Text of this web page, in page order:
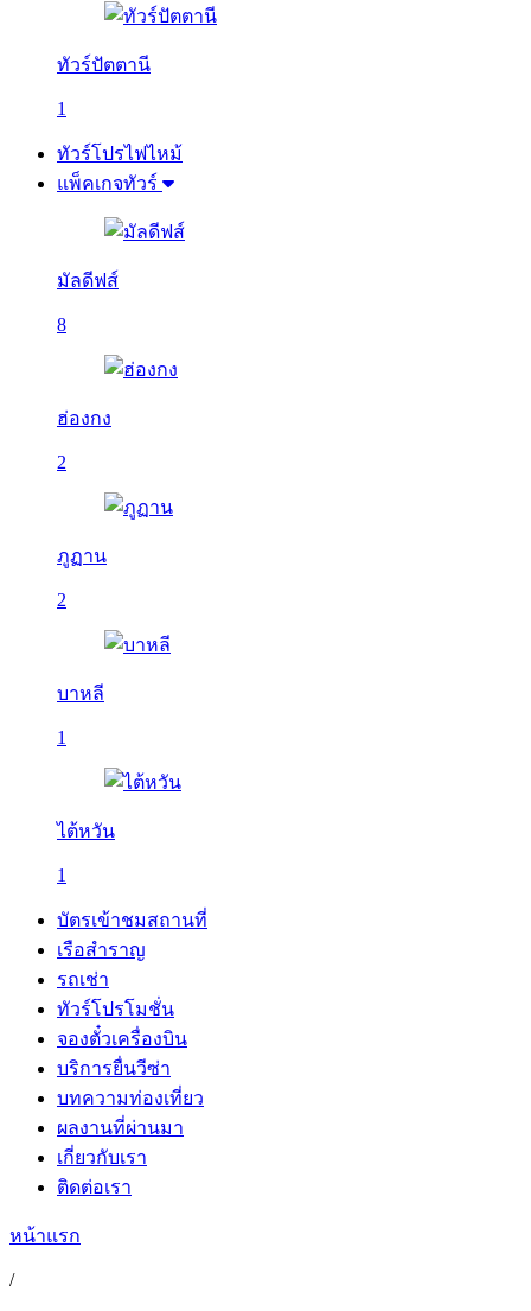
ทัวร์ปัตตานี
1
ทัวร์โปรไฟไหม้
แพ็คเกจทัวร์
มัลดีฟส์
8
ฮ่องกง
2
ภูฏาน
2
บาหลี
1
ไต้หวัน
1
บัตรเข้าชมสถานที่
เรือสำราญ
รถเช่า
ทัวร์โปรโมชั่น
จองตั๋วเครื่องบิน
บริการยื่นวีซ่า
บทความท่องเที่ยว
ผลงานที่ผ่านมา
เกี่ยวกับเรา
ติดต่อเรา
หน้าแรก
/